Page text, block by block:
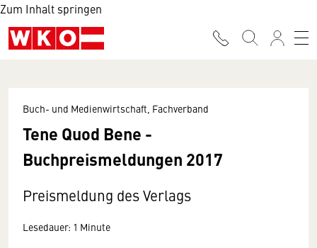
Zum Inhalt springen
Buch- und Medienwirtschaft, Fachverband
Tene Quod Bene -
Buchpreismeldungen 2017
Preismeldung des Verlags
Lesedauer: 1 Minute